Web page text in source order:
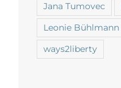
Jana Tumovec
Leonie Bühlmann
ways2liberty